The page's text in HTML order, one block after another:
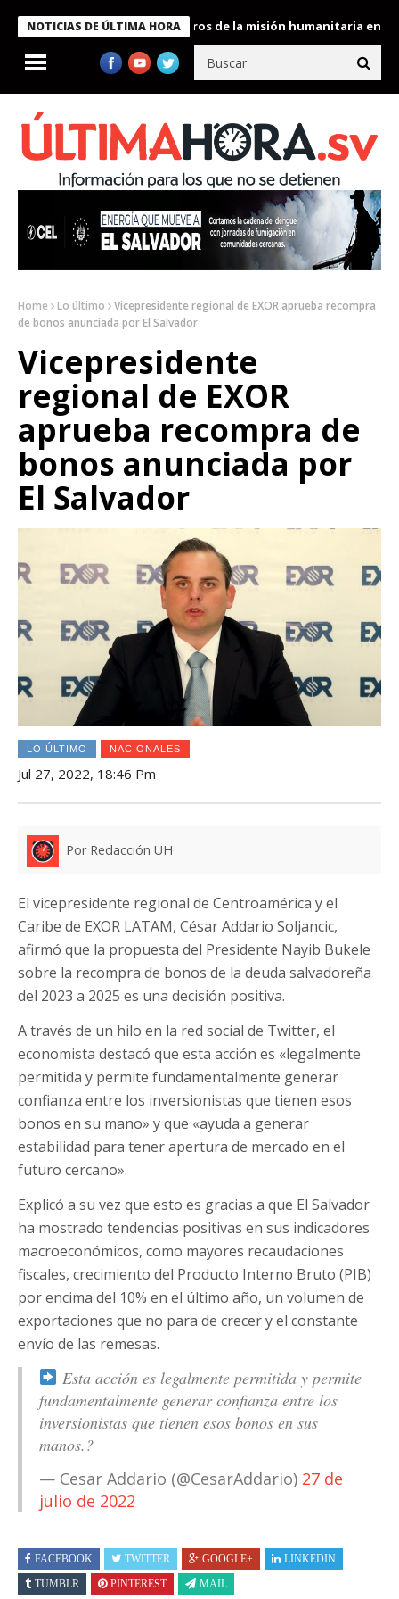
NOTICIAS DE ÚLTIMA HORA
Bukele condecora a miembros de la misión humanitaria enviada
Home Lo último
Vicepresidente regional de EXOR aprueba recompra
de bonos anunciada por El Salvador
Vicepresidente
regional de EXOR
aprueba recompra de
bonos anunciada por
El Salvador
LO ÚLTIMO NACIONALES
Jul 27, 2022, 18:46 Pm
Por Redacción UH
El vicepresidente regional de Centroamérica y el
Caribe de EXOR LATAM, César Addario Soljancic,
afirmó que la propuesta del Presidente Nayib Bukele
sobre la recompra de bonos de la deuda salvadoreña
del 2023 a 2025 es una decisión positiva.
A través de un hilo en la red social de Twitter, el
economista destacó que esta acción es «legalmente
permitida y permite fundamentalmente generar
confianza entre los inversionistas que tienen esos
bonos en su mano» y que «ayuda a generar
estabilidad para tener apertura de mercado en el
futuro cercano».
Explicó a su vez que esto es gracias a que El Salvador
ha mostrado tendencias positivas en sus indicadores
macroeconómicos, como mayores recaudaciones
fiscales, crecimiento del Producto Interno Bruto (PIB)
por encima del 10% en el último año, un volumen de
exportaciones que no para de crecer y el constante
envío de las remesas.
Esta acción es legalmente permitida y permite
fundamentalmente generar confianza entre los
inversionistas que tienen esos bonos en sus
manos.?
— Cesar Addario (@CesarAddario) 27 de
julio de 2022
FACEBOOK TWITTER GOOGLE+
LINKEDIN
TUMBLR
PINTEREST MAIL